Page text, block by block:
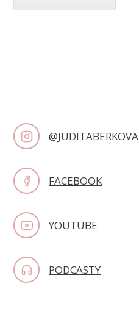
@JUDITABERKOVA
FACEBOOK
YOUTUBE
PODCASTY